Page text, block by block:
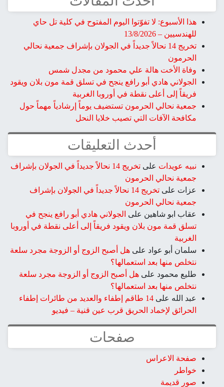
هذا الأسبوع: لا تفوّتوا اليوم المفتوح في كلية تل حاي
للهندسيين – 13/8/2026
تخريج 14 نحالاً جديداً في الجولان بإشراف جمعية نحالي
الحرمون
وفاة الأخت هالة علي محمود من مجدل شمس
الجولاني هادي أبو رافع ينجح في تسلق قمة مون بلان ويقود
فريقاً إلى أعلى نقطة في أوروبا الغربية
جمعية نحالي الحرمون تستضيف يوماً إرشادياً مهماً حول
مكافحة الآفات التي تصيب خلايا النحل
أحدث التعليقات
نبيه عويدات على
تخريج 14 نحالاً جديداً في الجولان بإشراف
جمعية نحالي الحرمون
عزات على
تخريج 14 نحالاً جديداً في الجولان بإشراف
جمعية نحالي الحرمون
عقاب ابو شاهين على الجولاني هادي أبو رافع ينجح في
تسلق قمة مون بلان ويقود فريقاً إلى أعلى نقطة في أوروبا
الغربية
سلمان أبو عواد على هل أصبح الزوج أو الزوجة مجرد سلعة
نتخلص منها بعد استعمالها؟
طليع محمود على هل أصبح الزوج أو الزوجة مجرد سلعة
نتخلص منها بعد استعمالها؟
عبد الله على
14 طاقم إطفاء والعديد من طائرات إطفاء
الحرائق لإخماد الحريق قرب عين قنية – فيديو
صفحات
صفحة الاعراس
خواطر
صور قديمة